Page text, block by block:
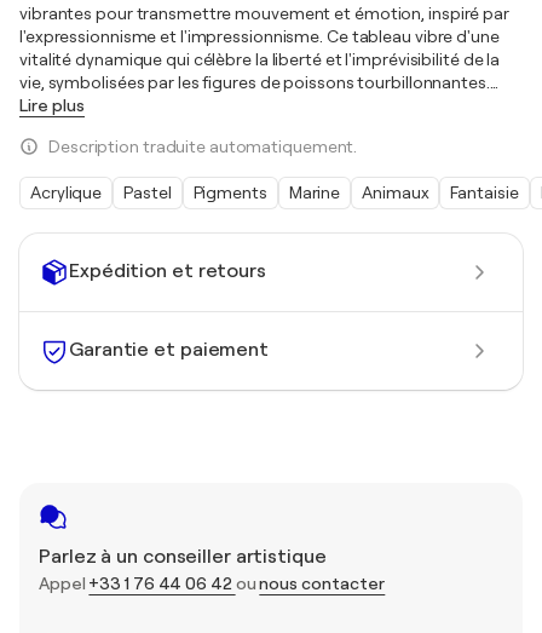
Expédition et retours
Garantie et paiement
Parlez à un conseiller artistique
Appel +33 1 76 44 06 42 ounous contacter
vibrantes pour transmettre mouvement et émotion, inspiré par
l'expressionnisme et l'impressionnisme. Ce tableau vibre d'une
vitalité dynamique qui célèbre la liberté et l'imprévisibilité de la
vie, symbolisées par les figures de poissons tourbillonnantes.
Lire plus
Description traduite automatiquement.
Acrylique Pastel Pigments Marine Animaux Fantaisie